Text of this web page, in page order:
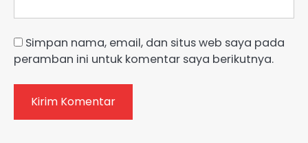
Simpan nama, email, dan situs web saya pada
peramban ini untuk komentar saya berikutnya.